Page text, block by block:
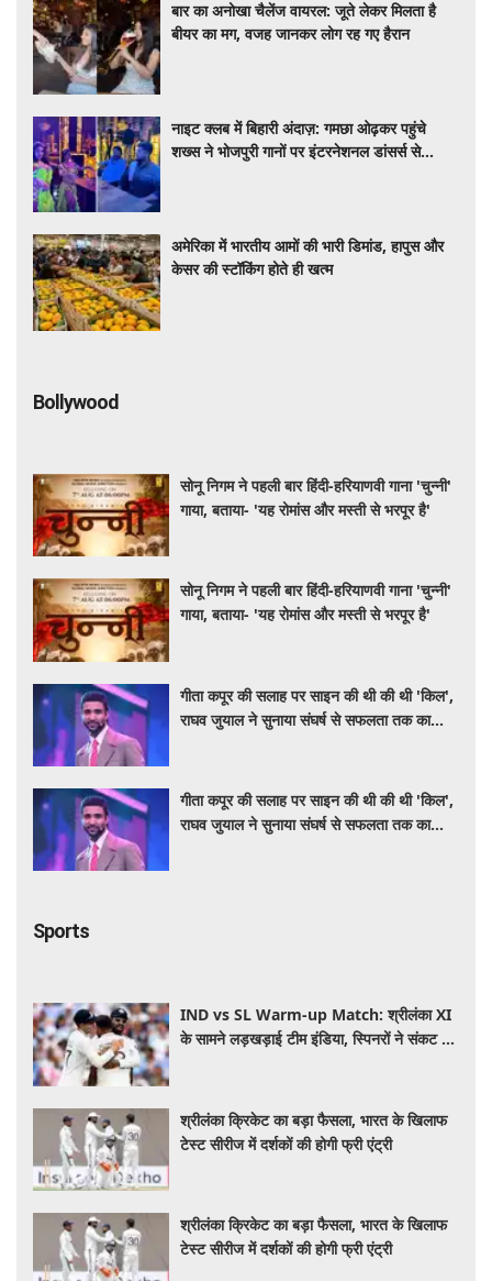
बार का अनोखा चैलेंज वायरल: जूते लेकर मिलता है
बीयर का मग, वजह जानकर लोग रह गए हैरान
नाइट क्लब में बिहारी अंदाज़: गमछा ओढ़कर पहुंचे
शख्स ने भोजपुरी गानों पर इंटरनेशनल डांसर्स से
अमेरिका में भारतीय आमों की भारी डिमांड, हापुस और
केसर की स्टॉकिंग होते ही खत्म
Bollywood
सोनू निगम ने पहली बार हिंदी-हरियाणवी गाना 'चुन्नी'
गाया, बताया- 'यह रोमांस और मस्ती से भरपूर है'
सोनू निगम ने पहली बार हिंदी-हरियाणवी गाना 'चुन्नी'
गाया, बताया- 'यह रोमांस और मस्ती से भरपूर है'
गीता कपूर की सलाह पर साइन की थी की थी 'किल',
राघव जुयाल ने सुनाया संघर्ष से सफलता तक का
गीता कपूर की सलाह पर साइन की थी की थी 'किल',
राघव जुयाल ने सुनाया संघर्ष से सफलता तक का
Sports
IND vs SL Warm-up Match: श्रीलंका XI
के सामने लड़खड़ाई टीम इंडिया, स्पिनरों ने संकट में
श्रीलंका क्रिकेट का बड़ा फैसला, भारत के खिलाफ
टेस्ट सीरीज में दर्शकों की होगी फ्री एंट्री
श्रीलंका क्रिकेट का बड़ा फैसला, भारत के खिलाफ
टेस्ट सीरीज में दर्शकों की होगी फ्री एंट्री